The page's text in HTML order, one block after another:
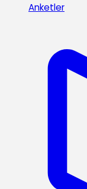
Anketler